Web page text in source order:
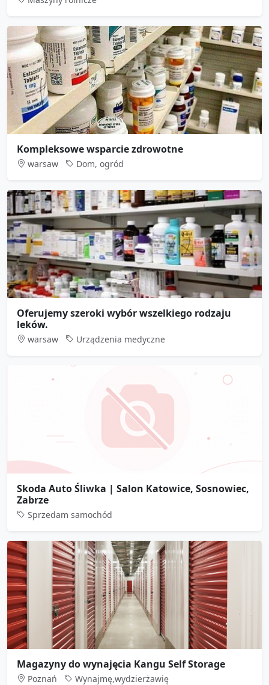
Kompleksowe wsparcie zdrowotne
warsaw Dom, ogród
Oferujemy szeroki wybór wszelkiego rodzaju
leków.
warsaw Urządzenia medyczne
Skoda Auto Śliwka | Salon Katowice, Sosnowiec,
Zabrze
Sprzedam samochód
Magazyny do wynajęcia Kangu Self Storage
Poznań Wynajmę,wydzierżawię